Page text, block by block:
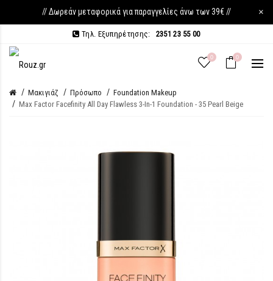
// Δωρεάν μεταφορικά για παραγγελίες άνω των 39€ // ×
Τηλ. Εξυπηρέτησης: 2351 23 55 00
0 0
Μακιγιάζ Πρόσωπο
Foundation Makeup
Max Factor Facefinity All Day Flawless 3-In-1 Foundation - 35 Pearl Beige